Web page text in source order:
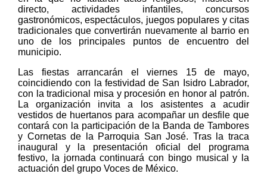
directo, actividades infantiles, concursos
gastronómicos, espectáculos, juegos populares y citas
tradicionales que convertirán nuevamente al barrio en
uno de los principales puntos de encuentro del
municipio.
Las fiestas arrancarán el viernes 15 de mayo,
coincidiendo con la festividad de San Isidro Labrador,
con la tradicional misa y procesión en honor al patrón.
La organización invita a los asistentes a acudir
vestidos de huertanos para acompañar un desfile que
contará con la participación de la Banda de Tambores
y Cornetas de la Parroquia San José. Tras la traca
inaugural y la presentación oficial del programa
festivo, la jornada continuará con bingo musical y la
actuación del grupo Voces de México.